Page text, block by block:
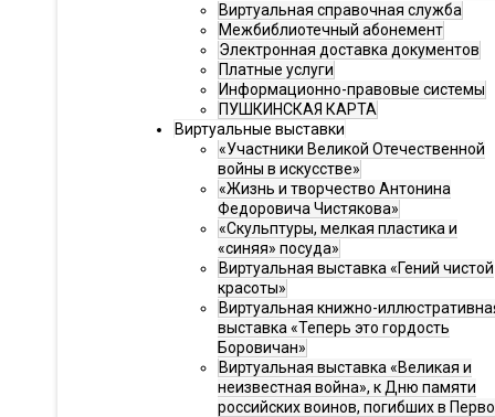
Виртуальная справочная служба
Межбиблиотечный абонемент
Электронная доставка документов
Платные услуги
Информационно-правовые системы
ПУШКИНСКАЯ КАРТА
Виртуальные выставки
«Участники Великой Отечественной
войны в искусстве»
«Жизнь и творчество Антонина
Федоровича Чистякова»
«Скульптуры, мелкая пластика и
«синяя» посуда»
Виртуальная выставка «Гений чистой
красоты»
Виртуальная книжно-
выставка «Теперь это гордость
Боровичан»
Виртуальная выставка «Великая и
неизвестная война», к Дню памяти
российских воинов, погибших в